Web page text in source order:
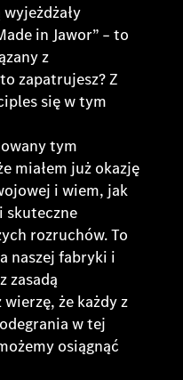
in Jawor” – to
z
zapatrujesz? Z
się w tym
tym
miałem już okazję
i wiem, jak
skuteczne
rozruchów. To
naszej fabryki i
zasadą
że każdy z
w tej
osiągnąć